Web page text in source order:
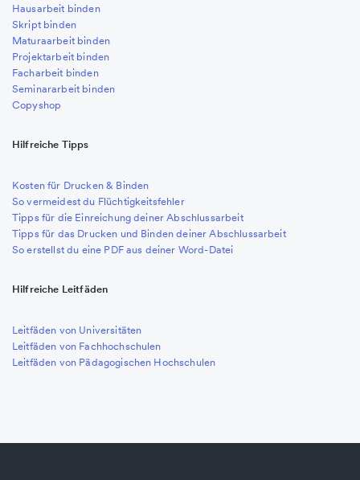
Hausarbeit binden
Skript binden
Maturaarbeit binden
Projektarbeit binden
Facharbeit binden
Seminararbeit binden
Copyshop
Hilfreiche Tipps
Kosten für Drucken & Binden
So vermeidest du Flüchtigkeitsfehler
Tipps für die Einreichung deiner Abschlussarbeit
Tipps für das Drucken und Binden deiner Abschlussarbeit
So erstellst du eine PDF aus deiner Word-Datei
Hilfreiche Leitfäden
Leitfäden von Universitäten
Leitfäden von Fachhochschulen
Leitfäden von Pädagogischen Hochschulen